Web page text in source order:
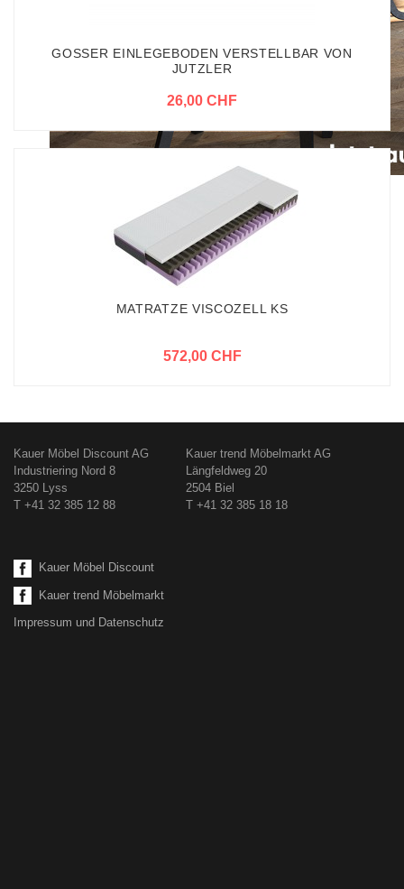
GOSSER EINLEGEBODEN VERSTELLBAR VON
JUTZLER
26,00 CHF
MATRATZE VISCOZELL KS
572,00 CHF
Kauer Möbel Discount AG
Industriering Nord 8
3250 Lyss
T +41 32 385 12 88
Kauer trend Möbelmarkt AG
Längfeldweg 20
2504 Biel
T +41 32 385 18 18
Kauer Möbel Discount
Kauer trend Möbelmarkt
Impressum und Datenschutz